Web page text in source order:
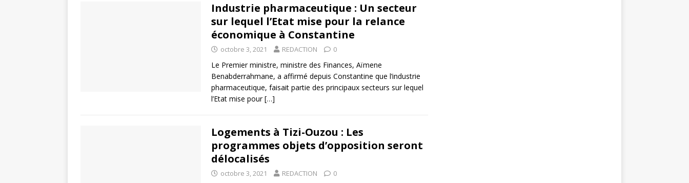
Industrie pharmaceutique : Un secteur
sur lequel l’Etat mise pour la relance
économique à Constantine
octobre 3, 2021 REDACTION 0
Le Premier ministre, ministre des Finances, Aïmene
Benabderrahmane, a affirmé depuis Constantine que l’industrie
pharmaceutique, faisait partie des principaux secteurs sur lequel
l’Etat mise pour[…]
Logements à Tizi-Ouzou : Les
programmes objets d’opposition seront
délocalisés
octobre 3, 2021 REDACTION 0